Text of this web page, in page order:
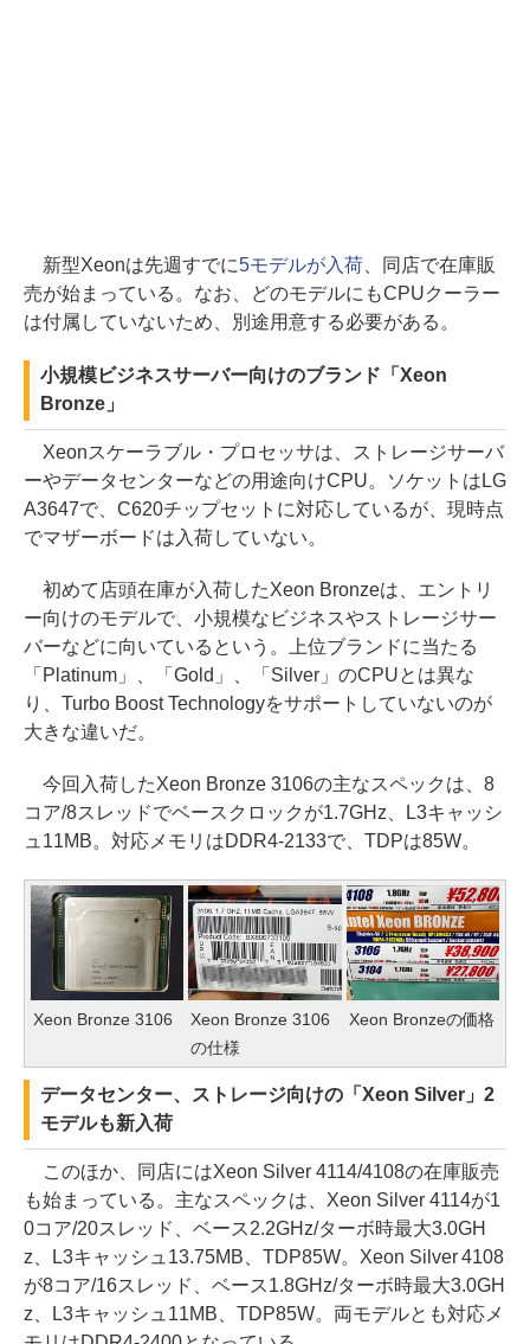
新型Xeonは先週すでに5モデルが入荷、同店で在庫販
売が始まっている。なお、どのモデルにもCPUクーラー
は付属していないため、別途用意する必要がある。
小規模ビジネスサーバー向けのブランド「Xeon
Bronze」
Xeonスケーラブル・プロセッサは、ストレージサーバ
ーやデータセンターなどの用途向けCPU。ソケットはLG
A3647で、C620チップセットに対応しているが、現時点
でマザーボードは入荷していない。
初めて店頭在庫が入荷したXeon Bronzeは、エントリ
ー向けのモデルで、小規模なビジネスやストレージサー
バーなどに向いているという。上位ブランドに当たる
「Platinum」、「Gold」、「Silver」のCPUとは異な
り、Turbo Boost Technologyをサポートしていないのが
大きな違いだ。
今回入荷したXeon Bronze 3106の主なスペックは、8
コア/8スレッドでベースクロックが1.7GHz、L3キャッシ
ュ11MB。対応メモリはDDR4-2133で、TDPは85W。
Xeon Bronze 3106
Xeon Bronze 3106
の仕様
Xeon Bronzeの価格
データセンター、ストレージ向けの「Xeon Silver」2
モデルも新入荷
このほか、同店にはXeon Silver 4114/4108の在庫販売
も始まっている。主なスペックは、Xeon Silver 4114が1
0コア/20スレッド、ベース2.2GHz/ターボ時最大3.0GH
z、L3キャッシュ13.75MB、TDP85W。Xeon Silver 4108
が8コア/16スレッド、ベース1.8GHz/ターボ時最大3.0GH
z、L3キャッシュ11MB、TDP85W。両モデルとも対応メ